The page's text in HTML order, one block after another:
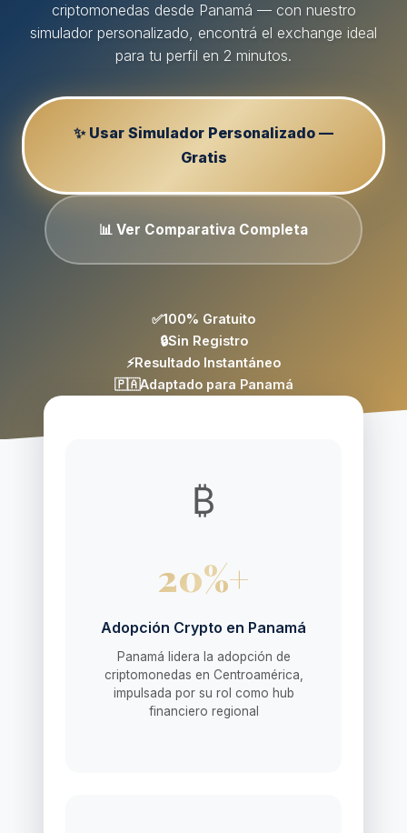
criptomonedas desde Panamá — con nuestro
simulador personalizado, encontrá el exchange ideal
para tu perfil en 2 minutos.
✨ Usar Simulador Personalizado —
Gratis
📊 Ver Comparativa Completa
✅100% Gratuito
🔒Sin Registro
⚡Resultado Instantáneo
🇵🇦Adaptado para Panamá
₿
20%+
Adopción Crypto en Panamá
Panamá lidera la adopción de
criptomonedas en Centroamérica,
impulsada por su rol como hub
financiero regional